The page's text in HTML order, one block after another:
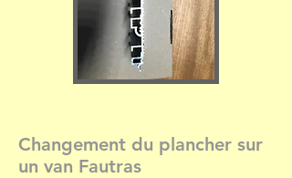
Changement du plancher sur
un van Fautras